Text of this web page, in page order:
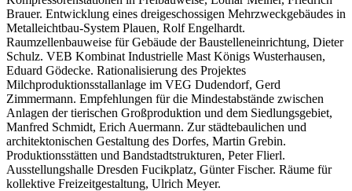
Brauer. Entwicklung eines dreigeschossigen Mehrzweckgebäudes in
Metalleichtbau-System Plauen, Rolf Engelhardt.
Raumzellenbauweise für Gebäude der Baustelleneinrichtung, Dieter
Schulz. VEB Kombinat Industrielle Mast Königs Wusterhausen,
Eduard Gödecke. Rationalisierung des Projektes
Milchproduktionsstallanlage im VEG Dudendorf, Gerd
Zimmermann. Empfehlungen für die Mindestabstände zwischen
Anlagen der tierischen Großproduktion und dem Siedlungsgebiet,
Manfred Schmidt, Erich Auermann. Zur städtebaulichen und
architektonischen Gestaltung des Dorfes, Martin Grebin.
Produktionsstätten und Bandstadtstrukturen, Peter Flierl.
Ausstellungshalle Dresden Fucikplatz, Günter Fischer. Räume für
kollektive Freizeitgestaltung, Ulrich Meyer.